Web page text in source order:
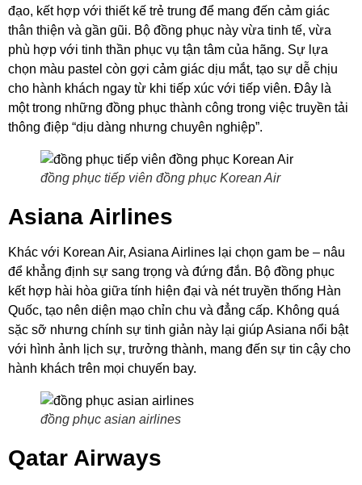
đạo, kết hợp với thiết kế trẻ trung để mang đến cảm giác
thân thiện và gần gũi. Bộ đồng phục này vừa tinh tế, vừa
phù hợp với tinh thần phục vụ tận tâm của hãng. Sự lựa
chọn màu pastel còn gợi cảm giác dịu mắt, tạo sự dễ chịu
cho hành khách ngay từ khi tiếp xúc với tiếp viên. Đây là
một trong những đồng phục thành công trong việc truyền tải
thông điệp “dịu dàng nhưng chuyên nghiệp”.
đồng phục tiếp viên đồng phục Korean Air
Asiana Airlines
Khác với Korean Air, Asiana Airlines lại chọn gam be – nâu
để khẳng định sự sang trọng và đứng đắn. Bộ đồng phục
kết hợp hài hòa giữa tính hiện đại và nét truyền thống Hàn
Quốc, tạo nên diện mạo chỉn chu và đẳng cấp. Không quá
sặc sỡ nhưng chính sự tinh giản này lại giúp Asiana nổi bật
với hình ảnh lịch sự, trưởng thành, mang đến sự tin cậy cho
hành khách trên mọi chuyến bay.
đồng phục asian airlines
Qatar Airways